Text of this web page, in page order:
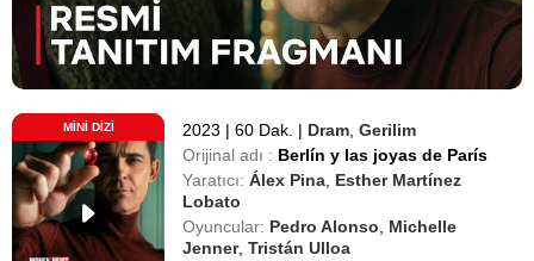
MINI DIZI 2023 | 60 Dak. | Dram ,Gerilim
Orijinal adı : Berlín y las joyas de París
Yaratıcı: Álex Pina Esther Martínez
Lobato
Oyuncular: Pedro Alonso
Michelle
Jenner,Tristán Ulloa